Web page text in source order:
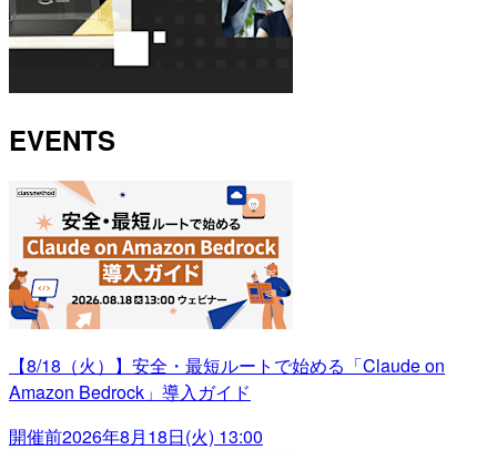
EVENTS
【8/18（火）】安全・最短ルートで始める「Claude on
Amazon Bedrock」導入ガイド
開催前2026年8月18日(火) 13:00